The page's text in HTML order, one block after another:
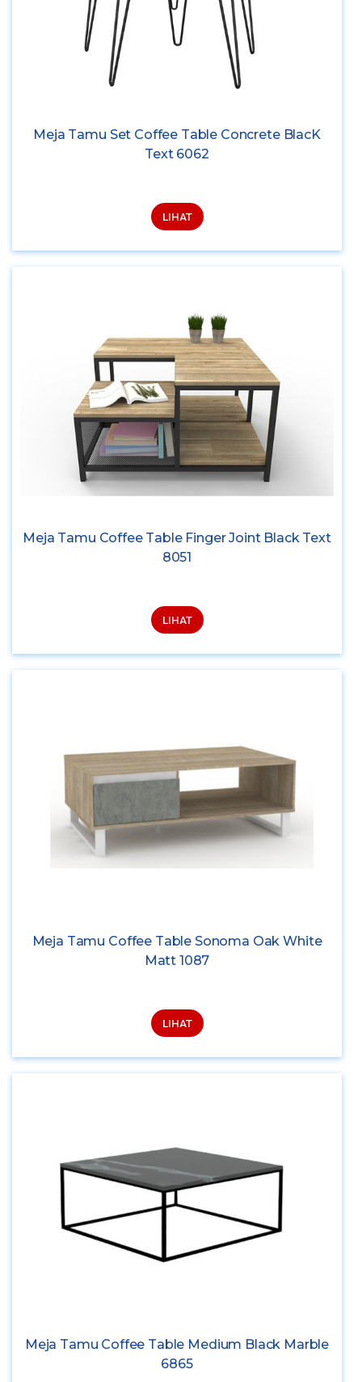
Meja Tamu Set Coffee Table Concrete BlacK
Text 6062
LIHAT
Meja Tamu Coffee Table Finger Joint Black Text
8051
LIHAT
Meja Tamu Coffee Table Sonoma Oak White
Matt 1087
LIHAT
Meja Tamu Coffee Table Medium Black Marble
6865